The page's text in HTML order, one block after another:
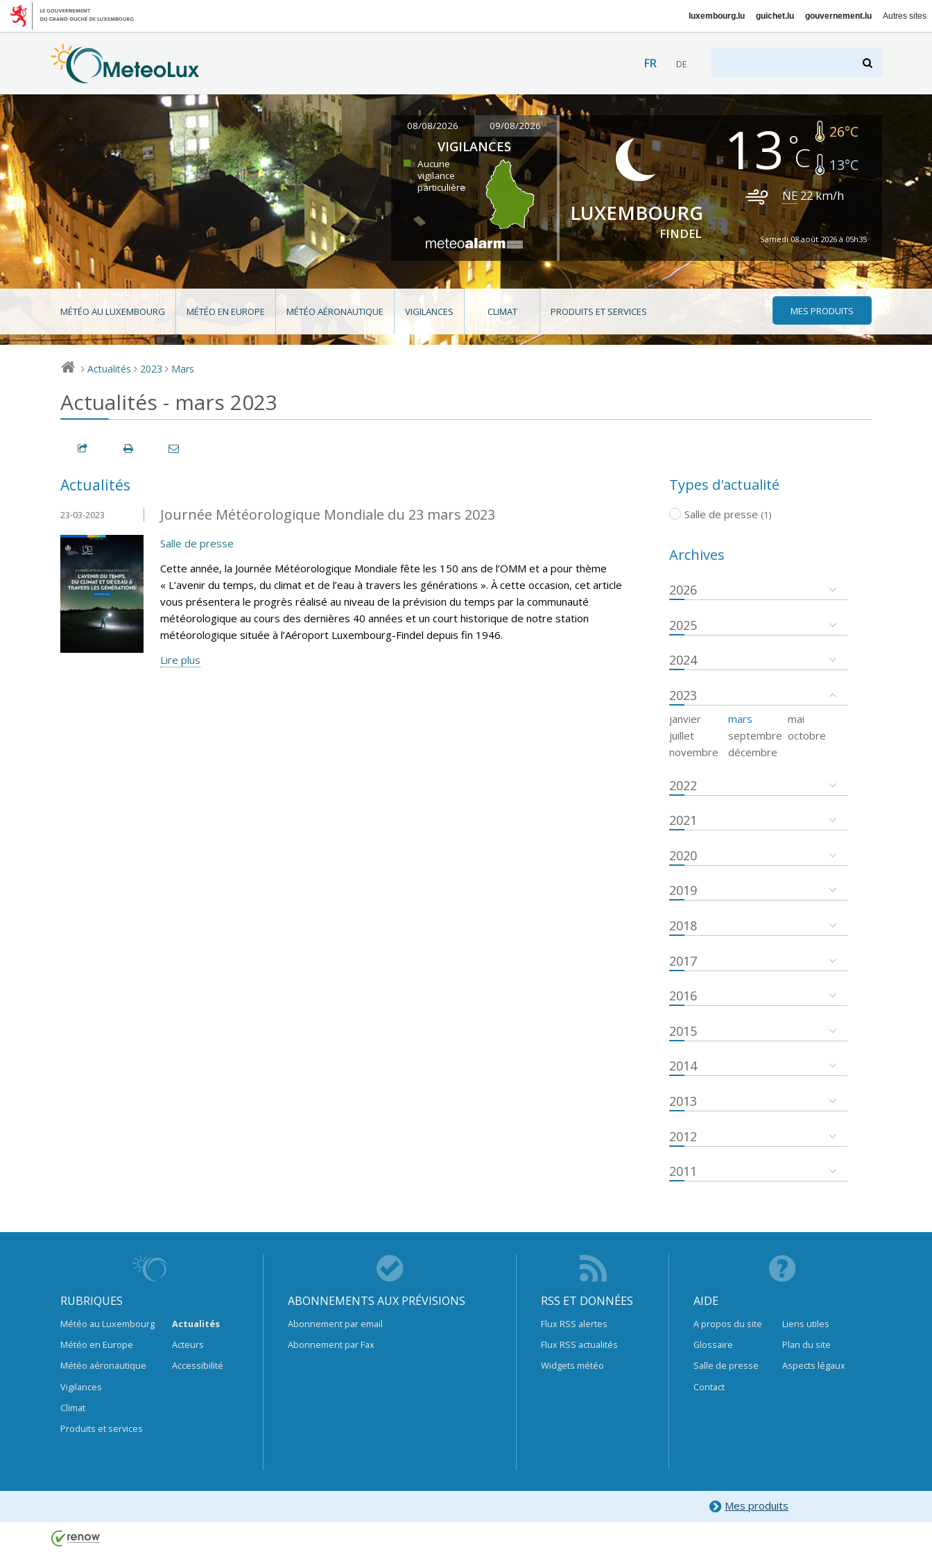
luxembourg.lu guichet.lu gouvernement.lu Autres sites
FR DE
08/08/2026 09/08/2026
VIGILANCES
Aucune
vigilance
particulière
LUXEMBOURG
FINDEL
13 26°C
13°C
NE 22km/h
Samedi 08 août 2026 à 05h35
MÉTÉO AU LUXEMBOURG MÉTÉO EN EUROPE MÉTÉO AÉRONAUTIQUE VIGILANCES CLIMAT PRODUITS ET SERVICES MES PRODUITS
> Actualités > 2023 > Mars
Actualités - mars 2023
Actualités
Journée Météorologique Mondiale du 23 mars 2023
23-03-2023
Salle de presse
Cette année, la Journée Météorologique Mondiale fête les 150 ans de l’OMM et a pour thème
« L’avenir du temps, du climat et de l’eau à travers les générations ». À cette occasion, cet article
vous présentera le progrès réalisé au niveau de la prévision du temps par la communauté
météorologique au cours des dernières 40 années et un court historique de notre station
météorologique située à l’Aéroport Luxembourg-Findel depuis fin 1946.
Lire plus
Types d'actualité
Salle de presse (1)
Archives
2026
2025
2024
2023
janvier mars
mai
juillet
septembre octobre
novembre
décembre
2022
2021
2020
2019
2018
2017
2016
2015
2014
2013
2012
2011
RUBRIQUES
Météo au Luxembourg
Météo en Europe
Météo aéronautique
Vigilances
Climat
Produits et services
Actualités
Acteurs
Accessibilité
ABONNEMENTS AUX PRÉVISIONS
Abonnement par email
Abonnement par Fax
RSS ET DONNÉES
Flux RSS alertes
Flux RSS actualités
Widgets météo
AIDE
A propos du site
Glossaire
Salle de presse
Contact
Liens utiles
Plan du site
Aspects légaux
Mes produits